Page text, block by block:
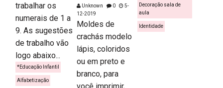
trabalhar os
numerais de 1 a
9. As sugestões
de trabalho vão
logo abaixo...
*Educação Infantil
Alfabetização
Unknown 0
5-
12-2019
Moldes de
crachás modelo
lápis, coloridos
ou em preto e
branco, para
você imprimir,
Decoração sala de
aula
Identidade